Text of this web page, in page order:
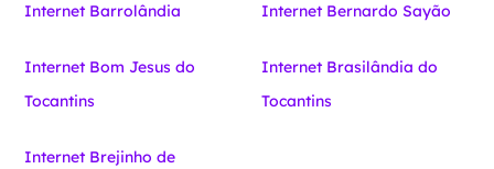
Internet Barrolândia Internet Bernardo Sayão
Internet Bom Jesus do
Tocantins
Internet Brasilândia do
Tocantins
Internet Brejinho de